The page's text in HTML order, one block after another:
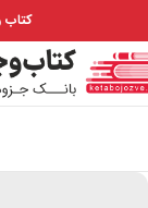
کتاب